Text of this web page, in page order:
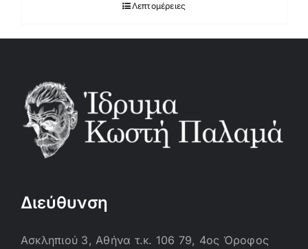
Λεπτομέρειες
Διεύθυνση
Ασκληπιού 3, Αθήνα τ.κ. 106 79, 4ος Όροφος